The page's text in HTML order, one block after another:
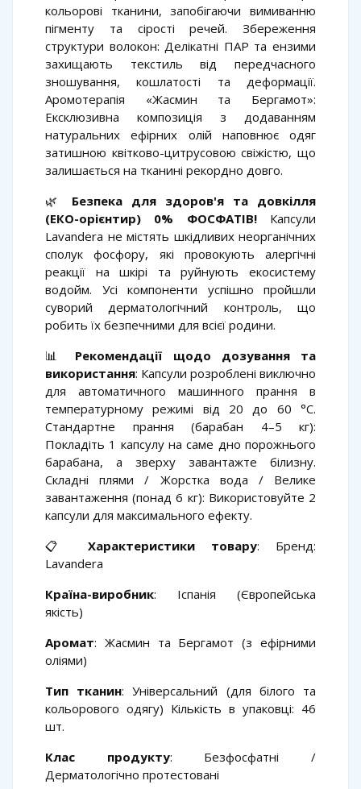
кольорові тканини, запобігаючи вимиванню
пігменту та сірості речей. Збереження
структури волокон: Делікатні ПАР та ензими
захищають текстиль від передчасного
зношування, кошлатості та деформації.
Аромотерапія «Жасмин та Бергамот»:
Ексклюзивна композиція з додаванням
натуральних ефірних олій наповнює одяг
затишною квітково-цитрусовою свіжістю, що
залишається на тканині рекордно довго.
🌿 Безпека для здоров'я та довкілля
(ЕКО-орієнтир) 0% ФОСФАТІВ!Капсули
Lavandera не містять шкідливих неорганічних
сполук фосфору, які провокують алергічні
реакції на шкірі та руйнують екосистему
водойм. Усі компоненти успішно пройшли
суворий дерматологічний контроль, що
робить їх безпечними для всієї родини.
📊 Рекомендації щодо дозування та
використання: Капсули розроблені виключно
для автоматичного машинного прання в
температурному режимі від 20 до 60 °C.
Стандартне прання (барабан 4–5 кг):
Покладіть 1 капсулу на саме дно порожнього
барабана, а зверху завантажте білизну.
Складні плями / Жорстка вода / Велике
завантаження (понад 6 кг): Використовуйте 2
капсули для максимального ефекту.
📋 Характеристики товару: Бренд:
Lavandera
Країна-виробник: Іспанія (Європейська
якість)
Аромат: Жасмин та Бергамот (з ефірними
оліями)
Тип тканин: Універсальний (для білого та
кольорового одягу) Кількість в упаковці: 46
шт.
Клас продукту: Безфосфатні /
Дерматологічно протестовані